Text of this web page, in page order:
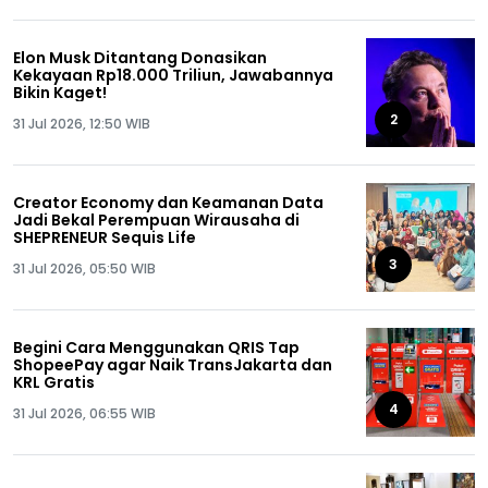
Elon Musk Ditantang Donasikan
Kekayaan Rp18.000 Triliun, Jawabannya
Bikin Kaget!
31 Jul 2026, 12:50 WIB 2
Creator Economy dan Keamanan Data
Jadi Bekal Perempuan Wirausaha di
SHEPRENEUR Sequis Life
31 Jul 2026, 05:50 WIB 3
Begini Cara Menggunakan QRIS Tap
ShopeePay agar Naik TransJakarta dan
KRL Gratis
31 Jul 2026, 06:55 WIB 4